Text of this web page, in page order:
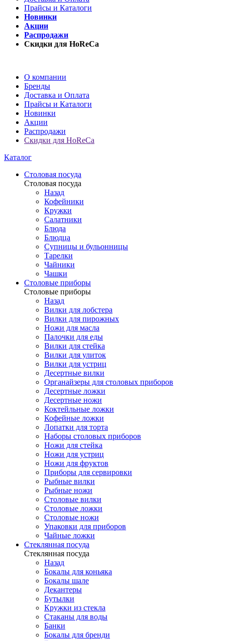
Прайсы и Каталоги
Новинки
Акции
Распродажи
Скидки для HoReCa
О компании
Бренды
Доставка и Оплата
Прайсы и Каталоги
Новинки
Акции
Распродажи
Скидки для HoReCa
Каталог
Столовая посуда
Столовая посуда
Назад
Кофейники
Кружки
Салатники
Блюда
Блюдца
Супницы и бульонницы
Тарелки
Чайники
Чашки
Cтоловые приборы
Cтоловые приборы
Назад
Вилки для лобстера
Вилки для пирожных
Ножи для масла
Палочки для еды
Вилки для стейка
Вилки для улиток
Вилки для устриц
Десертные вилки
Органайзеры для столовых приборов
Десертные ложки
Десертные ножи
Коктейльные ложки
Кофейные ложки
Лопатки для торта
Наборы столовых приборов
Ножи для стейка
Ножи для устриц
Ножи для фруктов
Приборы для сервировки
Рыбные вилки
Рыбные ножи
Столовые вилки
Столовые ложки
Столовые ножи
Упаковки для приборов
Чайные ложки
Стеклянная посуда
Стеклянная посуда
Назад
Бокалы для коньяка
Бокалы шале
Декантеры
Бутылки
Кружки из стекла
Стаканы для воды
Банки
Бокалы для бренди